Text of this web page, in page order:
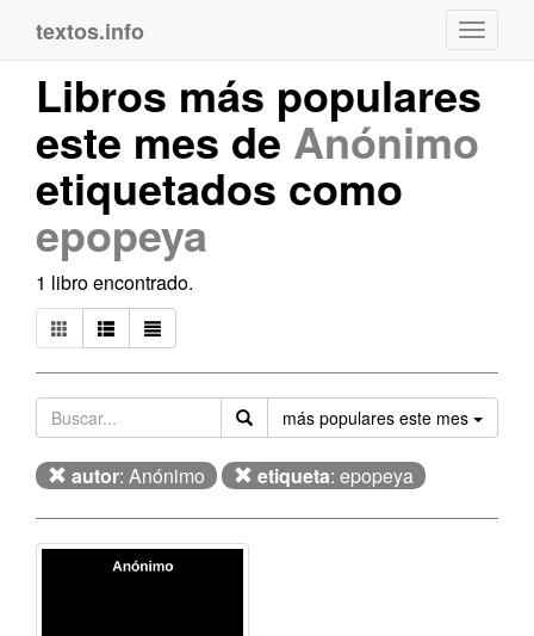
textos.info
Libros más populares
este mes deAnónimo
etiquetados como
epopeya
1 libro encontrado.
más populares este mes
autor: Anónimo etiqueta: epopeya